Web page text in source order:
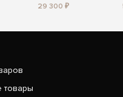
29 300 ₽
товары